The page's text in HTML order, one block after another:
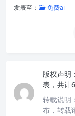
发表至： 免费ai
版权声明：
表，共计
转载说明：
布，转载